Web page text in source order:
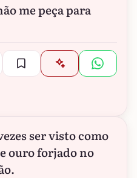
me peça para
ser visto como
ouro forjado no